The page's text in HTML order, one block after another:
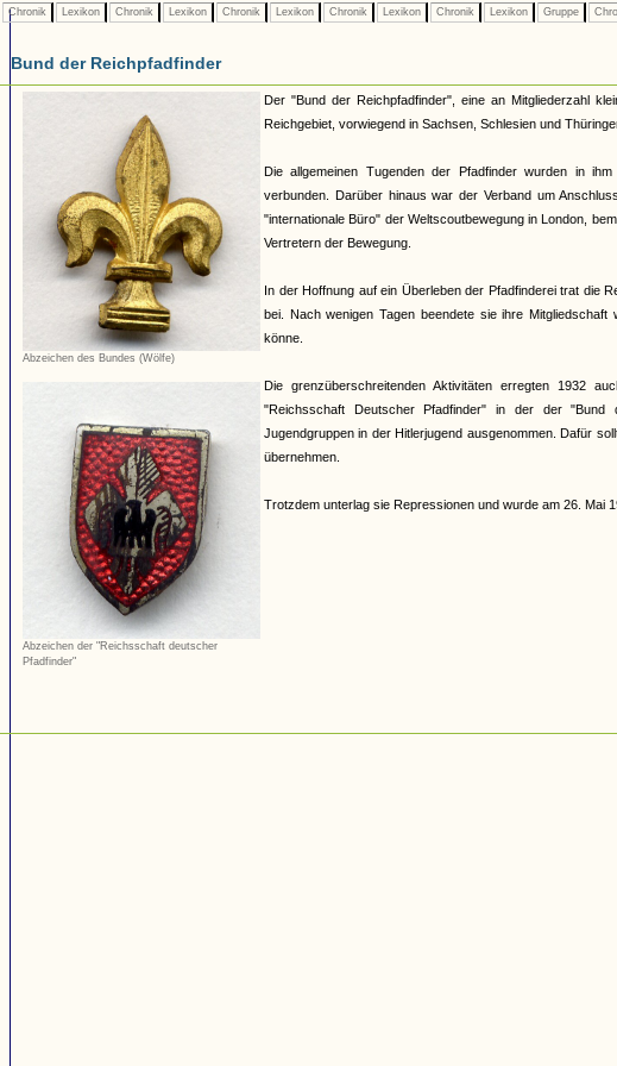
Chronik Lexikon Chronik Lexikon Chronik Lexikon Chronik Lexikon Chronik Lexikon Gruppe
Bund der Reichpfadfinder
Abzeichen des Bundes (Wölfe)
Abzeichen der "Reichsschaft deutscher
Pfadfinder"
Der "Bund der Reichpfadfinder", eine an Mitgliederzahl
Reichgebiet, vorwiegend in Sachsen, Schlesien und
Die allgemeinen Tugenden der Pfadfinder wurden in
verbunden. Darüber hinaus war der Verband um
"internationale Büro" der Weltscoutbewegung in London,
Vertretern der Bewegung.
In der Hoffnung auf ein Überleben der Pfadfinderei trat die
bei. Nach wenigen Tagen beendete sie ihre
könne.
Die grenzüberschreitenden Aktivitäten erregten 1932
"Reichsschaft Deutscher Pfadfinder" in der der "Bund
Jugendgruppen in der Hitlerjugend ausgenommen. Dafür
übernehmen.
Trotzdem unterlag sie Repressionen und wurde am 26. Mai